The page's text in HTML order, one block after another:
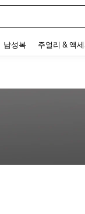
남성복 주얼리 & 액